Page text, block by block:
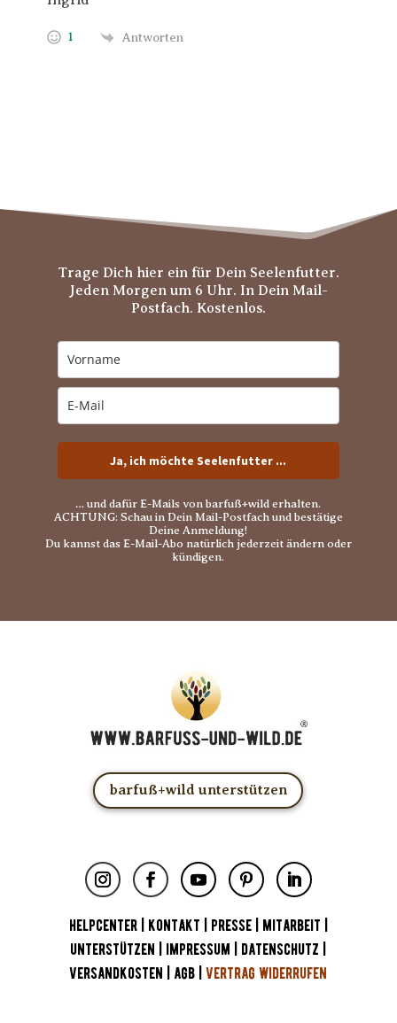
1 Antworten
Trage Dich hier ein für Dein Seelenfutter.
Jeden Morgen um 6 Uhr. In Dein Mail-
Postfach. Kostenlos.
Ja, ich möchte Seelenfutter ...
… und dafür E-Mails von barfuß+wild erhalten.
ACHTUNG: Schau in Dein Mail-Postfach und bestätige
Deine Anmeldung!
Du kannst das E-Mail-Abo natürlich jederzeit ändern oder
kündigen.
barfuß+wild unterstützen
HELPCENTER| KONTAKT PRESSE| MITARBEIT
UNTERSTÜTZEN
IMPRESSUM DATENSCHUTZ
VERSANDKOSTEN
AGB |VERTRAG WIDERRUFEN